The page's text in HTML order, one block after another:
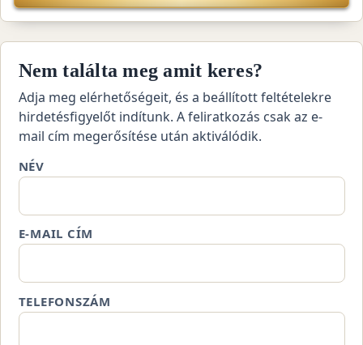
Nem találta meg amit keres?
Adja meg elérhetőségeit, és a beállított feltételekre
hirdetésfigyelőt indítunk. A feliratkozás csak az e-
mail cím megerősítése után aktiválódik.
NÉV
E-MAIL CÍM
TELEFONSZÁM